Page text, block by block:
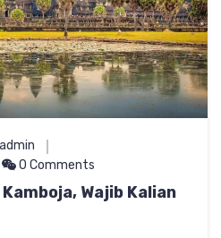
0 Comments
Wajib Kalian